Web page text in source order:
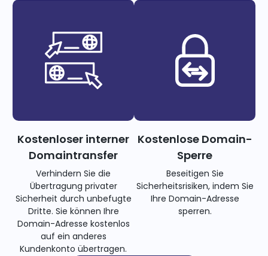
Kostenloser interner
Domaintransfer
Verhindern Sie die
Übertragung privater
Sicherheit durch unbefugte
Dritte. Sie können Ihre
Domain-Adresse kostenlos
auf ein anderes
Kundenkonto übertragen.
Kostenlose Domain-
Sperre
Beseitigen Sie
Sicherheitsrisiken, indem Sie
Ihre Domain-Adresse
sperren.